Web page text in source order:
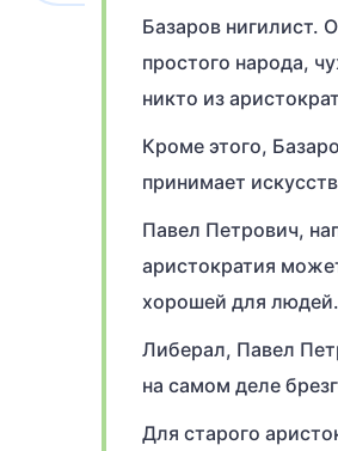
Базаров нигилист.
простого народа,
никто из
Кроме этого,
принимает
Павел Петрович,
аристократия
хорошей для
Либерал, Павел
на самом деле
Для старого